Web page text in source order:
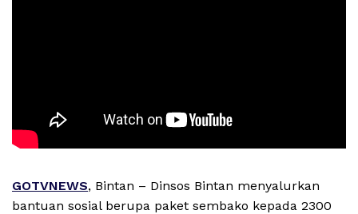
GOTVNEWS, Bintan – Dinsos Bintan menyalurkan
bantuan sosial berupa paket sembako kepada 2300